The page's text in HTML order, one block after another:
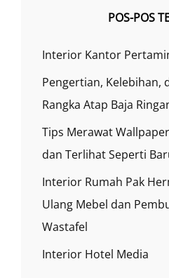
POS-POS
Interior Kantor
Pengertian, Kelebihan,
Rangka Atap Baja
Tips Merawat
dan Terlihat Seperti
Interior Rumah Pak
Ulang Mebel dan
Wastafel
Interior Hotel Media